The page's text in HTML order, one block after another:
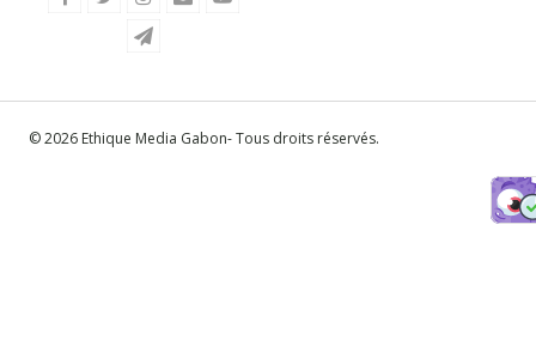
© 2026 Ethique Media Gabon- Tous droits réservés.